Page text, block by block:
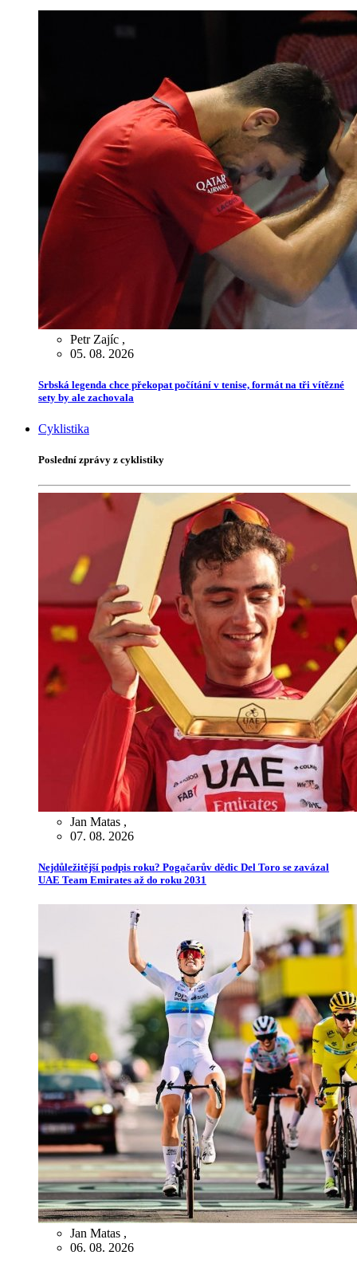
Petr Zajíc ,
05. 08. 2026
Srbská legenda chce překopat počítání v tenise, formát na tři vítězné
sety by ale zachovala
Cyklistika
Poslední zprávy z cyklistiky
Jan Matas ,
07. 08. 2026
Nejdůležitější podpis roku? Pogačarův dědic Del Toro se zavázal
UAE Team Emirates až do roku 2031
Jan Matas ,
06. 08. 2026